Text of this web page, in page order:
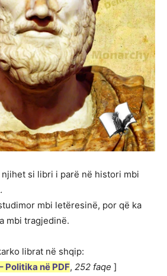
njihet si libri i parë në histori mbi
mbi letëresinë, por që ka
mbi tragjedinë.
librat në shqip:
Politika në PDF, 252 faqe ]